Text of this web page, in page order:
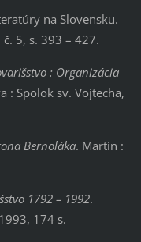
na Slovensku.
5, s. 393 – 427.
: Organizácia
: Spolok sv. Vojtecha,
Bernoláka. Martin :
1792 – 1992.
174 s.